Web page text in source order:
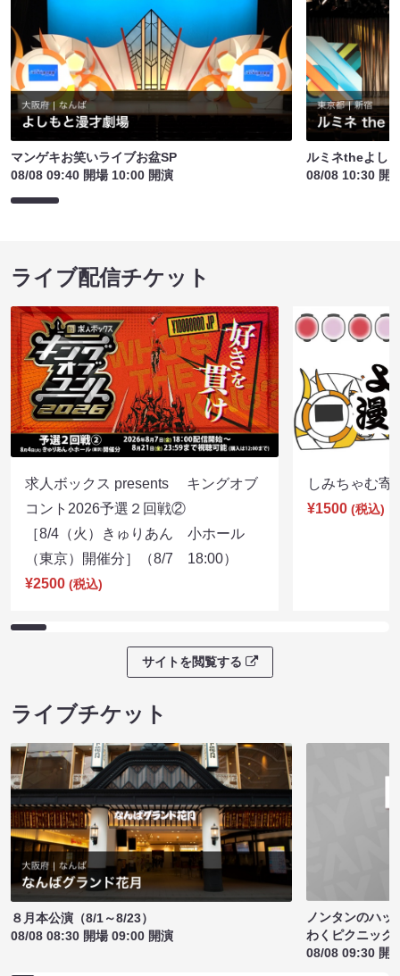
マンゲキお笑いライブお盆SP
08/08 09:40 開場 10:00 開演
ルミネtheよし
08/08 10:30 開
ライブ配信チケット
求人ボックス presents キングオブ
コント2026予選２回戦②
［8/4（火）きゅりあん 小ホール
（東京）開催分］（8/7 18:00）
¥2500 (税込)
しみちゃむ
¥1500 (税込)
サイトを閲覧する
ライブチケット
８月本公演（8/1～8/23）
08/08 08:30 開場 09:00 開演
ノンタンのハッ
わくピクニック
08/08 09:30 開